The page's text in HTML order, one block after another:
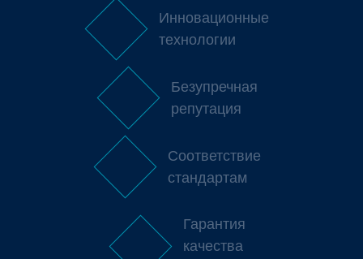
Инновационные
технологии
Безупречная
репутация
Соответствие
стандартам
Гарантия
качества